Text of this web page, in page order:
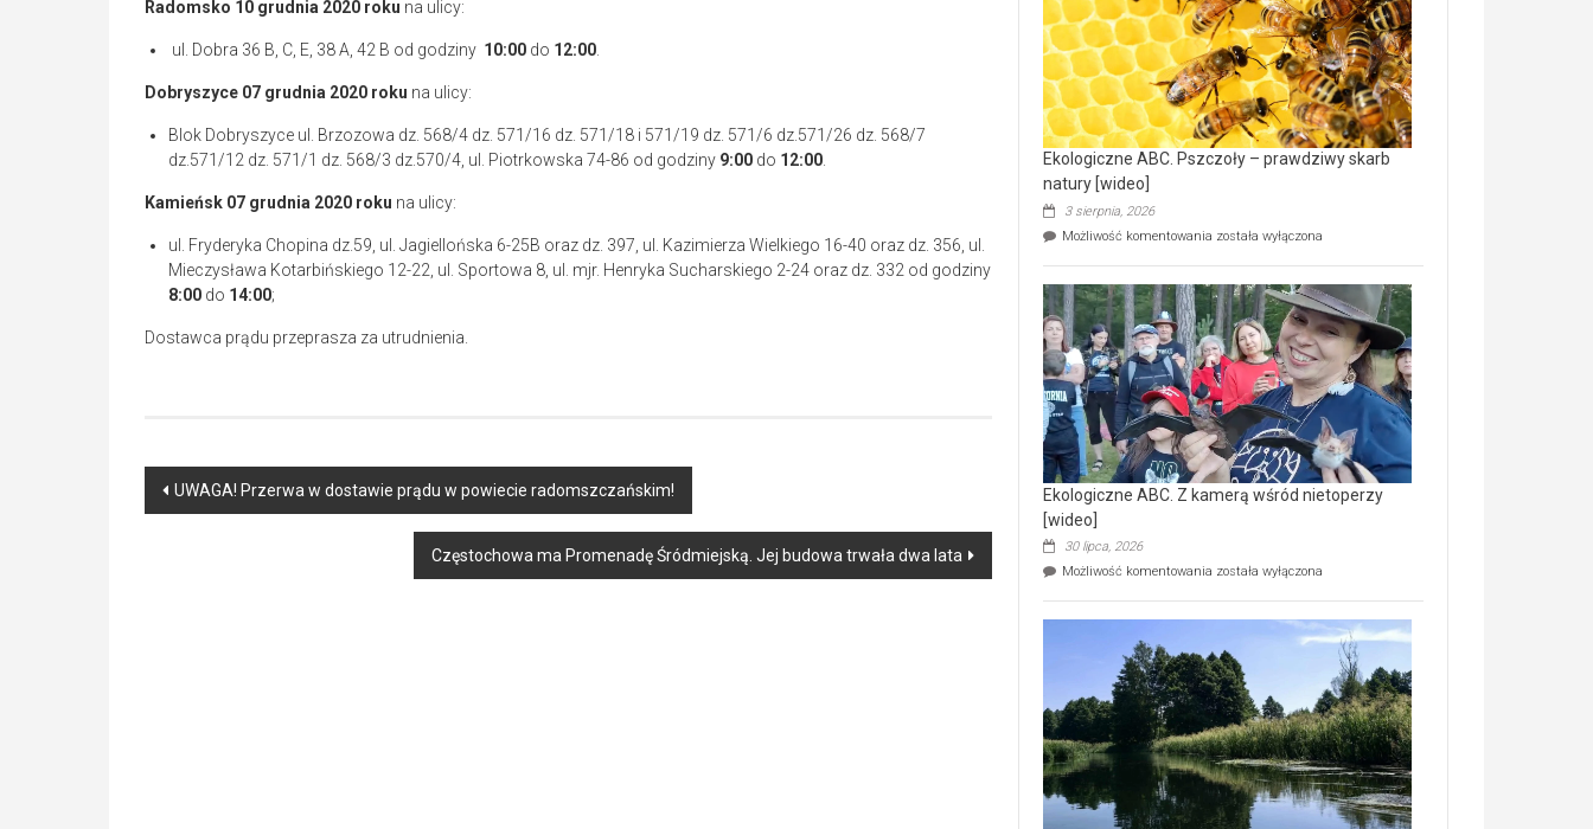
Radomsko 10 grudnia 2020 roku na ulicy:
ul. Dobra 36 B, C, E, 38 A, 42 B od godziny 10:00 do 12:00.
Dobryszyce 07 grudnia 2020 roku na ulicy:
Blok Dobryszyce ul. Brzozowa dz. 568/4 dz. 571/16 dz. 571/18 i 571/19 dz. 571/6 dz.571/26 dz. 568/7
dz.571/12 dz. 571/1 dz. 568/3 dz.570/4, ul. Piotrkowska 74-86 od godziny 9:00 do 12:00.
Kamieńsk 07 grudnia 2020 roku na ulicy:
ul. Fryderyka Chopina dz.59, ul. Jagiellońska 6-25B oraz dz. 397, ul. Kazimierza Wielkiego 16-40 oraz dz. 356, ul.
Mieczysława Kotarbińskiego 12-22, ul. Sportowa 8, ul. mjr. Henryka Sucharskiego 2-24 oraz dz. 332 od godziny
8:00 do 14:00;
Dostawca prądu przeprasza za utrudnienia.
Post
UWAGA! Przerwa w dostawie prądu w powiecie radomszczańskim!
Częstochowa ma Promenadę Śródmiejską. Jej budowa trwała dwa lata
dofinansowaniem
ponad
15,6
mln
na
modernizację
oczyszczalni
ścieków
[wideo]
Ekologiczne ABC. Pszczoły – prawdziwy skarb
natury [wideo]
3 sierpnia, 2026
Możliwość komentowania Ekologiczne
–
prawdziwy
skarb
natury
[wideo]
została wyłączona
Ekologiczne ABC. Z kamerą wśród nietoperzy
[wideo]
30 lipca, 2026
Możliwość komentowania Ekologiczne
wśród
nietoperzy
[wideo]
została wyłączona